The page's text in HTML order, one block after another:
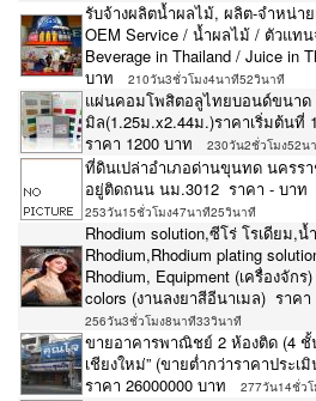
รับจ้างผลิตน้ำผลไม้, ผลิต-จำหน่า
OEM Service / น้ำผลไม้ / ตัวแท
Beverage in Thailand / Juice in
บาท
210วัน3ชั่วโมง4นาที52วินาที
แผ่นคอมโพสิตอลูไทยบอนด์ขนาด
มิล(1.25ม.x2.44ม.)ราคาเริ่มต้นที่
ราคา 1200 บาท
230วัน2ชั่วโมง52น
ที่ดินเปล่าอำเภอด่านขุนทด นครร
อยู่ติดถนน นม.3012 ราคา - บาท
253วัน15ชั่วโมง47นาที25วินาที
Rhodium solution,ซีโร่ โรเดียม,
Rhodium,Rhodium plating
Rhodium, Equipment (เครื่องจักร
colors (งานลงยาสีอีนาเมล) ราคา
256วัน3ชั่วโมง8นาที33วินาที
ขายอาคารพาณิชย์ 2 ห้องติด (4 ชั้
เชียงใหม่” (ขายต่ำกว่าราคาประ
ราคา 26000000 บาท
277วัน14ชั่ว